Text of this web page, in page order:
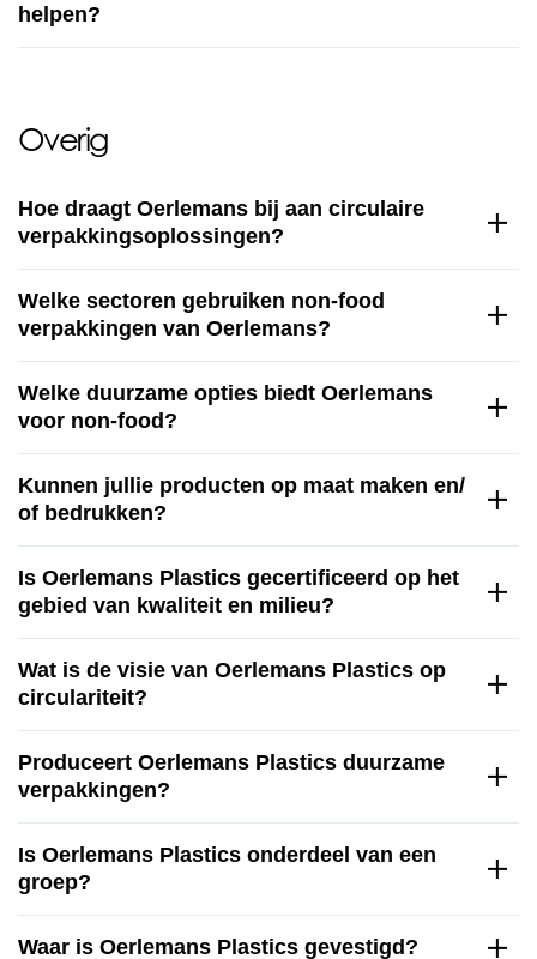
helpen?
Overig
Hoe draagt Oerlemans bij aan circulaire
verpakkingsoplossingen?
Welke sectoren gebruiken non-food
verpakkingen van Oerlemans?
Welke duurzame opties biedt Oerlemans
voor non-food?
Kunnen jullie producten op maat maken en/
of bedrukken?
Is Oerlemans Plastics gecertificeerd op het
gebied van kwaliteit en milieu?
Wat is de visie van Oerlemans Plastics op
circulariteit?
Produceert Oerlemans Plastics duurzame
verpakkingen?
Is Oerlemans Plastics onderdeel van een
groep?
Waar is Oerlemans Plastics gevestigd?